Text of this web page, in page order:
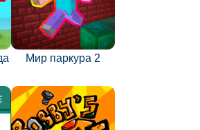
Мир паркура 2